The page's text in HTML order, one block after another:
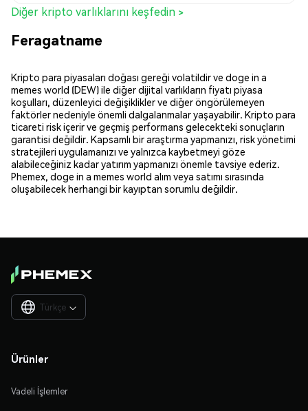
Diğer kripto varlıklarını keşfedin >
Feragatname
Kripto para piyasaları doğası gereği volatildir ve doge in a
memes world (DEW) ile diğer dijital varlıkların fiyatı piyasa
koşulları, düzenleyici değişiklikler ve diğer öngörülemeyen
faktörler nedeniyle önemli dalgalanmalar yaşayabilir. Kripto para
ticareti risk içerir ve geçmiş performans gelecekteki sonuçların
garantisi değildir. Kapsamlı bir araştırma yapmanızı, risk yönetimi
stratejileri uygulamanızı ve yalnızca kaybetmeyi göze
alabileceğiniz kadar yatırım yapmanızı önemle tavsiye ederiz.
Phemex, doge in a memes world alım veya satımı sırasında
oluşabilecek herhangi bir kayıptan sorumlu değildir.
Türkçe 
Ürünler
Vadeli İşlemler